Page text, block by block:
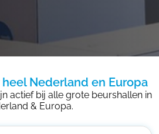
Nederland en Europa
actief bij alle grote beurshallen in
& Europa.